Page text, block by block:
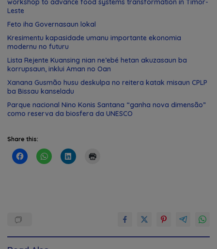
workshop to advance food systems transformation in Timor-
Leste
Feto iha Governasaun lokal
Kresimentu kapasidade umanu importante ekonomia
modernu no futuru
Lista Rejente Kuansing nian ne’ebé hetan akuzasaun ba
korrupsaun, inklui Aman no Oan
Xanana Gusmão husu deskulpa no reitera katak misaun CPLP
ba Bissau kanseladu
Parque nacional Nino Konis Santana “ganha nova dimensão”
como reserva da biosfera da UNESCO
Share this: